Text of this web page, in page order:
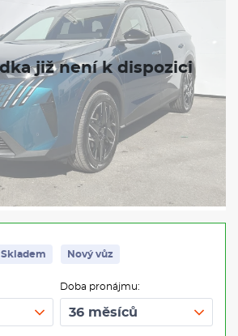
Skladem Nový vůz
Doba pronájmu: